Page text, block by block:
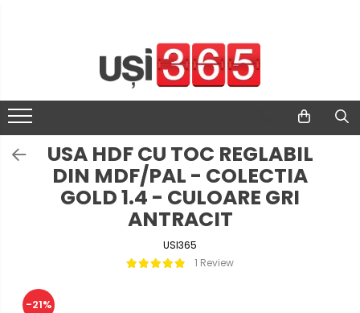
USA HDF CU TOC REGLABIL
DIN MDF/PAL - COLECTIA
GOLD 1.4 - CULOARE GRI
ANTRACIT
USI365
1 Review
-21%